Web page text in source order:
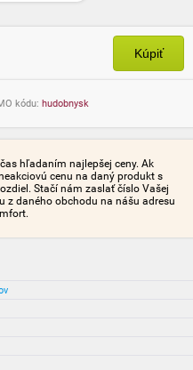
Kúpiť
kódu: hudobnysk
hľadaním najlepšej ceny. Ak
cenu na daný produkt s
Stačí nám zaslať číslo Vašej
z daného obchodu na nášu adresu